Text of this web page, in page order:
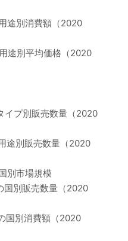
途別消費額（2020
途別平均価格（2020
イプ別販売数量（2020
途別販売数量（2020
別市場規模
国別販売数量（2020
国別消費額（2020